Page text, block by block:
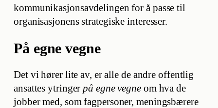
kommunikasjonsavdelingen for å passe til
organisasjonens strategiske interesser.
På egne vegne
Det vi hører lite av, er alle de andre offentlig
ansattes ytringerpå egne vegneom hva de
jobber med, som fagpersoner, meningsbærere